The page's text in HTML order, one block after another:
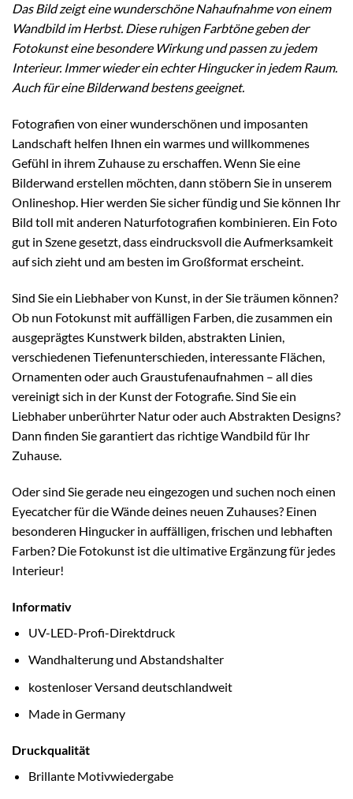
Das Bild zeigt eine wunderschöne Nahaufnahme von einem
Wandbild im Herbst. Dieseruhigen Farbtöne geben der
Fotokunst eine besondere Wirkung und passen zu jedem
Interieur. Immer wieder einechter Hingucker in jedem Raum.
Auch für eine Bilderwand bestens geeignet.
Fotografien von einer wunderschönen und imposanten
Landschaft helfen Ihnen ein warmes und willkommenes
Gefühl in ihrem Zuhause zu erschaffen. Wenn Sie eine
Bilderwand erstellen möchten, dann stöbern Sie in unserem
Onlineshop. Hier werden Sie sicher fündig und Sie können Ihr
Bild toll mit anderen Naturfotografien kombinieren. Ein Foto
gut in Szene gesetzt, dass eindrucksvoll die Aufmerksamkeit
auf sich zieht und am besten im Großformat erscheint.
Sind Sie ein Liebhaber von Kunst, in der Sie träumen können?
Ob nun Fotokunst mit auffälligen Farben, die zusammen ein
ausgeprägtes Kunstwerk bilden, abstrakten Linien,
verschiedenen Tiefenunterschieden, interessante Flächen,
Ornamenten oder auch Graustufenaufnahmen – all dies
vereinigt sich in der Kunst der Fotografie. Sind Sie ein
Liebhaber unberührter Natur oder auch Abstrakten Designs?
Dann finden Sie garantiert das richtige Wandbild für Ihr
Zuhause.
Oder sind Sie gerade neu eingezogen und suchen noch einen
Eyecatcher für die Wände deines neuen Zuhauses? Einen
besonderen Hingucker in auffälligen, frischen und lebhaften
Farben? Die Fotokunst ist die ultimative Ergänzung für jedes
Interieur!
Informativ
UV-LED-Profi-Direktdruck
Wandhalterung und Abstandshalter
kostenloser Versand deutschlandweit
Made in Germany
Druckqualität
Brillante Motivwiedergabe